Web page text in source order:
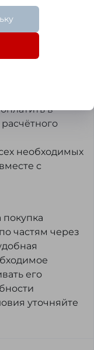
чек.
в
необходимых
с
покупка
частям через
его
уточняйте